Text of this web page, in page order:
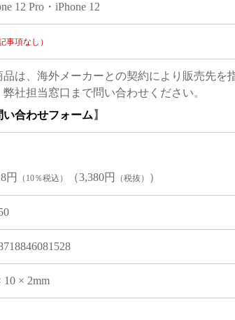
12 Pro・iPhone 12
事項なし）
品は、海外メーカーとの契約により販売先を
弊社担当窓口まで問い合わせください。
い合わせフォーム 】
円 （10％税込） （3,380円 （税抜） ）
10 × 2mm